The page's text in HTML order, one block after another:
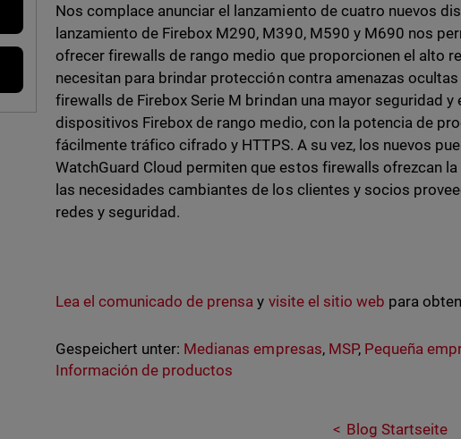
Nos complace anunciar el lanzamiento de cuatro nuevos
lanzamiento de Firebox M290, M390, M590 y M690 nos
ofrecer firewalls de rango medio que proporcionen el alto
necesitan para brindar protección contra amenazas
firewalls de Firebox Serie M brindan una mayor seguridad
dispositivos Firebox de rango medio, con la potencia de
fácilmente tráfico cifrado y HTTPS. A su vez, los nuevos
WatchGuard Cloud permiten que estos firewalls ofrezcan
las necesidades cambiantes de los clientes y socios
redes y seguridad.
Lea el comunicado de prensa y visite el sitio web para
Gespeichert unter: Medianas empresas, MSP, Pequeña
Información de productos
Blog Startseite